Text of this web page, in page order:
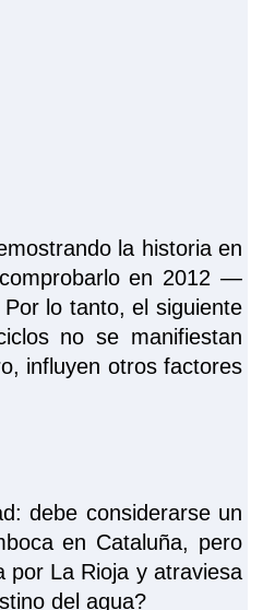
la historia en
en 2012 —
lo tanto, el siguiente
no se manifiestan
influyen otros factores
debe considerarse un
en Cataluña, pero
por La Rioja y atraviesa
del agua?